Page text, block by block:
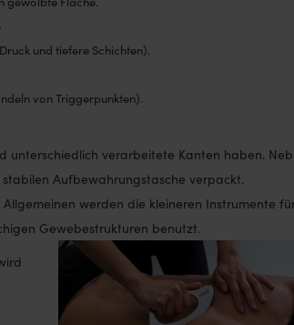
und tiefere Schichten).
von Triggerpunkten).
unterschiedlich verarbeitete Kanten haben.
stabilen Aufbewahrungstasche verpackt.
werden die kleineren Instrumente
Gewebestrukturen benutzt.